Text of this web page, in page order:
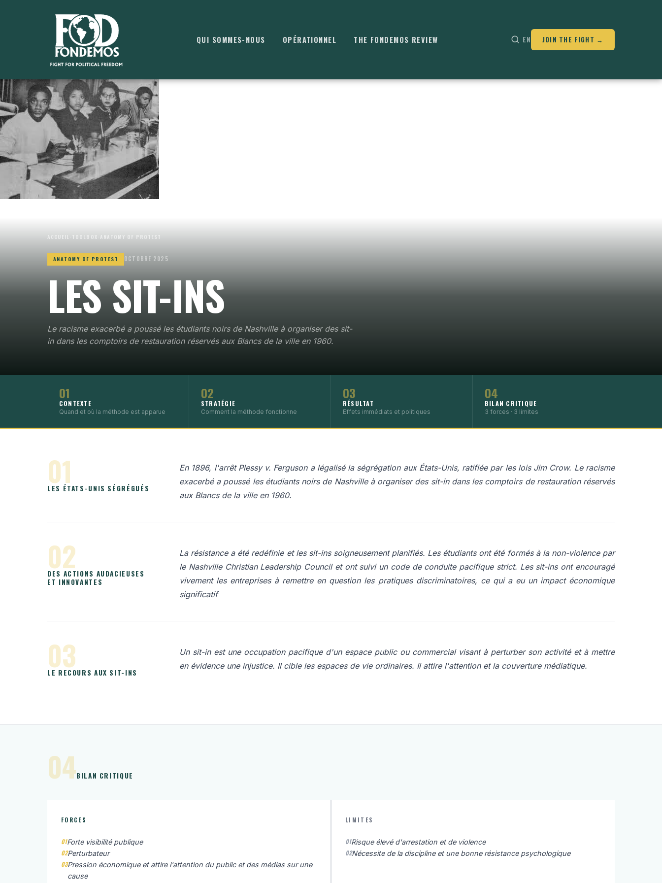
QUI SOMMES-NOUS OPÉRATIONNEL THE FONDEMOS REVIEW EN JOIN THE FIGHT →
ACCUEIL TOOLBOX ANATOMY OF PROTEST
ANATOMY OF PROTEST OCTOBRE 2025
LES SIT-INS
Le racisme exacerbé a poussé les étudiants noirs de Nashville à organiser des sit-
in dans les comptoirs de restauration réservés aux Blancs de la ville en 1960.
01
CONTEXTE
Quand et où la méthode est apparue
02
STRATÉGIE
Comment la méthode fonctionne
03
RÉSULTAT
Effets immédiats et politiques
04
BILAN CRITIQUE
3 forces · 3 limites
01
LES ÉTATS-UNIS SÉGRÉGUÉS
En 1896, l'arrêt Plessy v. Ferguson a légalisé la ségrégation aux États-Unis, ratifiée par les lois Jim Crow. Le racisme
exacerbé a poussé les étudiants noirs de Nashville à organiser des sit-in dans les comptoirs de restauration réservés
aux Blancs de la ville en 1960.
02
DES ACTIONS AUDACIEUSES
ET INNOVANTES
La résistance a été redéfinie et les sit-ins soigneusement planifiés. Les étudiants ont été formés à la non-violence par
le Nashville Christian Leadership Councilet ont suivi un code de conduite pacifique strict. Les sit-ins ont encouragé
vivement les entreprises à remettre en question les pratiques discriminatoires, ce qui a eu un impact économique
significatif
03
LE RECOURS AUX SIT-INS
Un sit-in est une occupation pacifique d'un espace public ou commercial visant à perturber son activité et à mettre
en évidence une injustice. Il cible les espaces de vie ordinaires. Il attire l'attention et la couverture médiatique.
04BILAN CRITIQUE
FORCES
01Forte visibilité publique
02Perturbateur
03Pression économique et attire l'attention du public et des médias sur une
cause
LIMITES
01Risque élevé d'arrestation et de violence
02Nécessite de la discipline et une bonne résistance psychologique